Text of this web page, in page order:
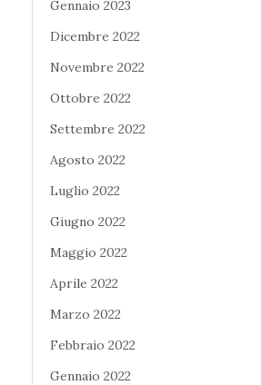
Gennaio 2023
Dicembre 2022
Novembre 2022
Ottobre 2022
Settembre 2022
Agosto 2022
Luglio 2022
Giugno 2022
Maggio 2022
Aprile 2022
Marzo 2022
Febbraio 2022
Gennaio 2022